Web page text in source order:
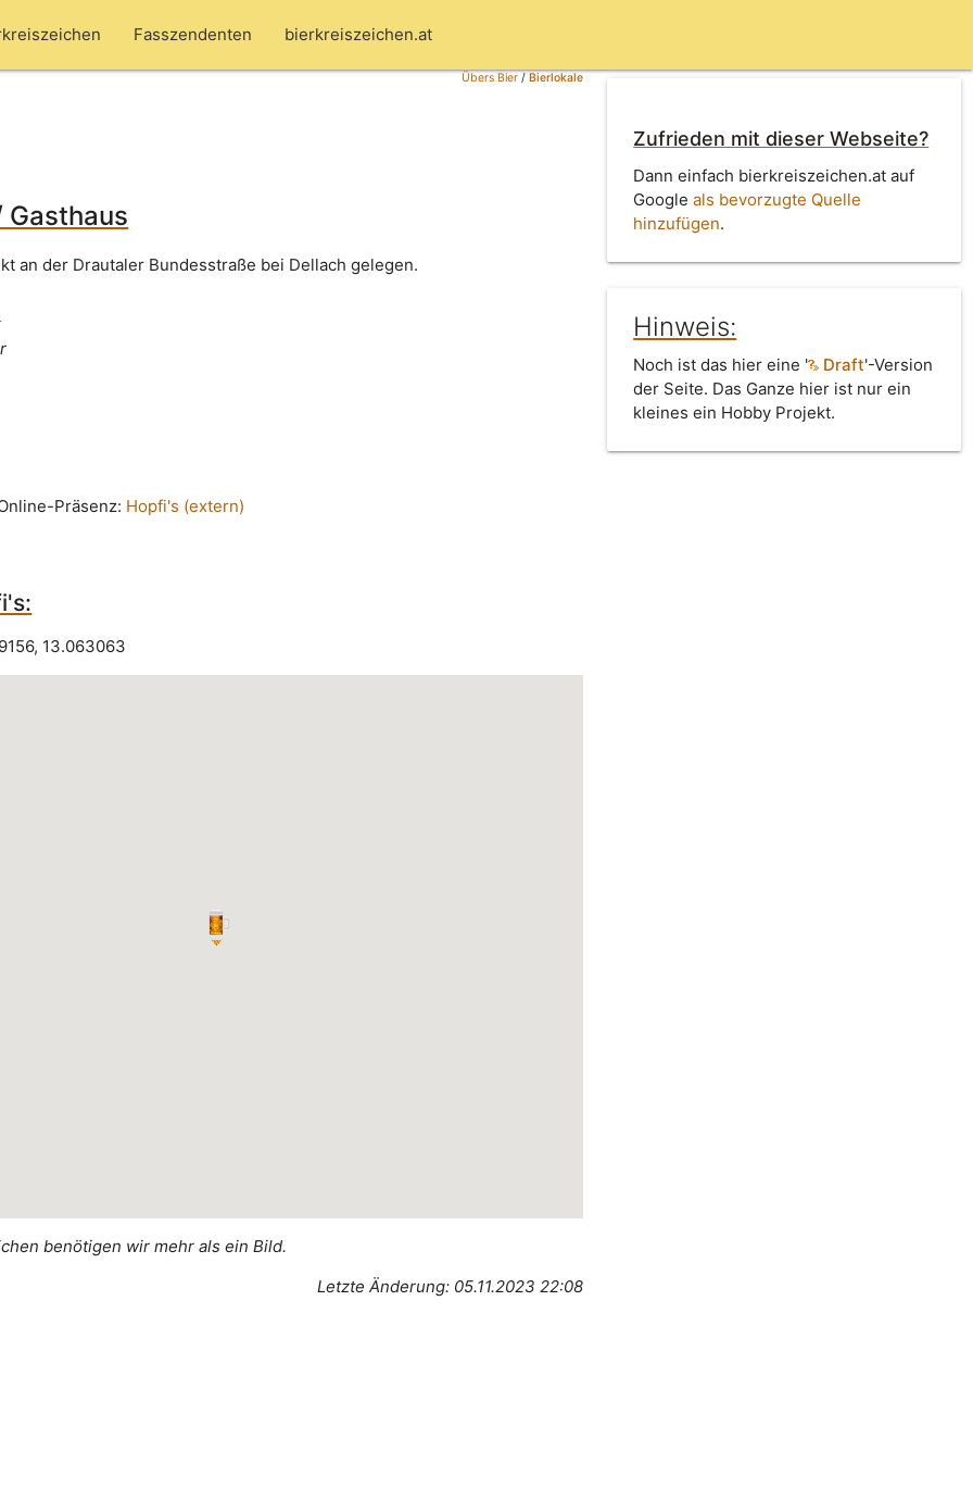
Fasszendenten bierkreiszeichen.at
Übers Bier/Bierlokale
Gasthaus
an der Drautaler Bundesstraße bei Dellach gelegen.
Präsenz: Hopfi's (extern)
, 13.063063
benötigen wir mehr als ein Bild.
Letzte Änderung: 05.11.2023 22:08
Zufrieden mit dieser Webseite?
Dann einfach bierkreiszeichen.at auf
Googleals bevorzugte Quelle
hinzufügen.
Hinweis:
Noch ist das hier eine ' Draft'-Version
der Seite. Das Ganze hier ist nur ein
kleines ein Hobby Projekt.